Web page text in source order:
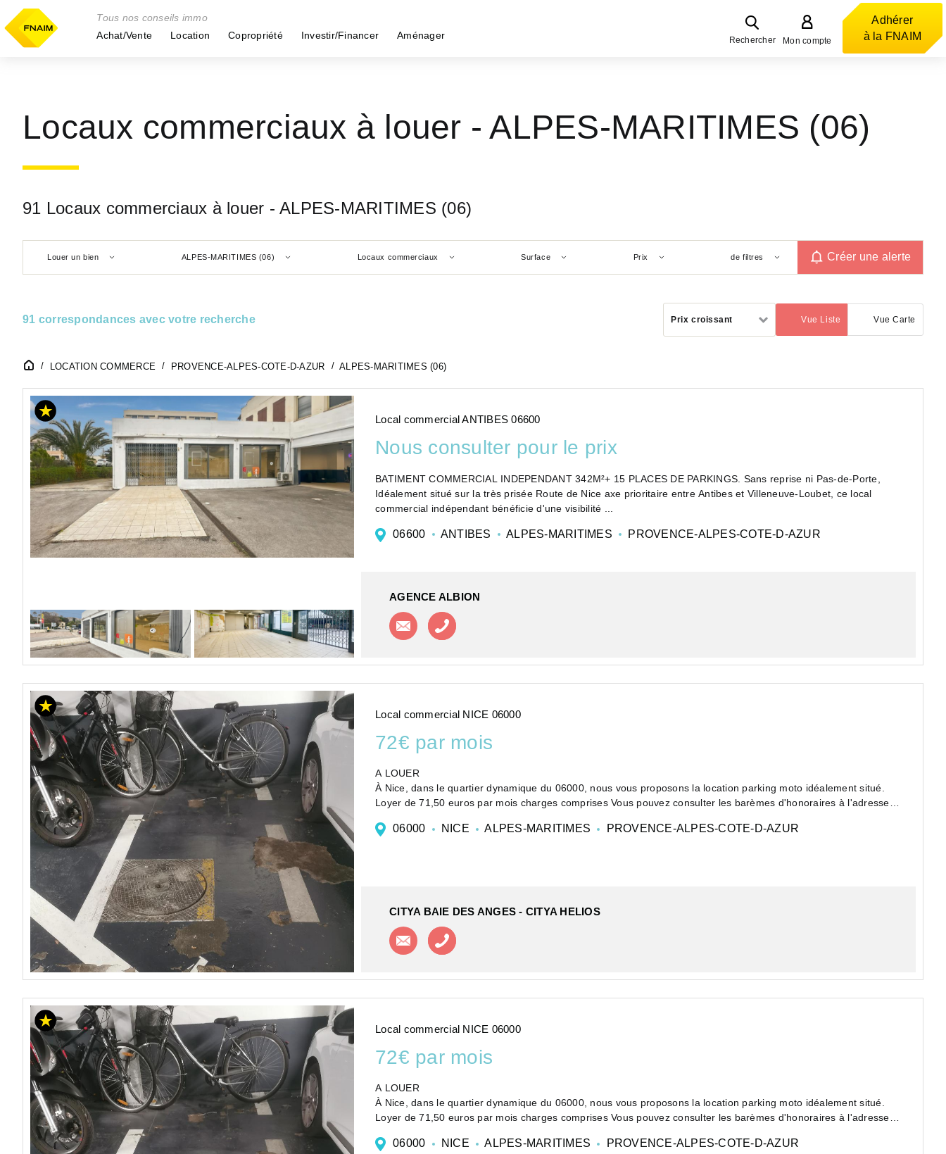
Tous nos conseils immo
Achat/Vente
Location Copropriété Investir/Financer Aménager Rechercher Mon compte
Adhérer
à la FNAIM
Locaux commerciaux à louer - ALPES-MARITIMES (06)
91 Locaux commerciaux à louer - ALPES-MARITIMES (06)
Louer un bien ALPES-MARITIMES (06) Locaux commerciaux Surface Prix de filtres Créer une alerte
91 correspondances avec votre recherche Prix croissant Vue Liste
(activé) Vue Carte
LOCATION COMMERCE PROVENCE-ALPES-COTE-D-AZUR ALPES-MARITIMES (06)
Local commercial ANTIBES 06600
Nous consulter pour le prix
BATIMENT COMMERCIAL INDEPENDANT 342M²+ 15 PLACES DE PARKINGS. Sans reprise ni Pas-de-Porte,
Idéalement situé sur la très prisée Route de Nice axe prioritaire entre Antibes et Villeneuve-Loubet, ce local
commercial indépendant bénéficie d'une visibilité ...
06600 ANTIBES ALPES-MARITIMES PROVENCE-ALPES-COTE-D-AZUR
AGENCE ALBION
Contacter l'agence
Local commercial NICE 06000
72€ par mois
A LOUER
À Nice, dans le quartier dynamique du 06000, nous vous proposons la location parking moto idéalement situé.
Loyer de 71,50 euros par mois charges comprises Vous pouvez consulter les barèmes d'honoraires à l'adresse
htt...06000 NICE ALPES-MARITIMES PROVENCE-ALPES-COTE-D-AZUR
CITYA BAIE DES ANGES - CITYA HELIOS
Contacter l'agence
Local commercial NICE 06000
72€ par mois
A LOUER
À Nice, dans le quartier dynamique du 06000, nous vous proposons la location parking moto idéalement situé.
Loyer de 71,50 euros par mois charges comprises Vous pouvez consulter les barèmes d'honoraires à l'adresse
htt...06000 NICE ALPES-MARITIMES PROVENCE-ALPES-COTE-D-AZUR